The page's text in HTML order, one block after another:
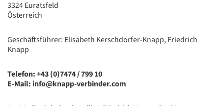
3324 Euratsfeld
Österreich
Geschäftsführer: Elisabeth Kerschdorfer-Knapp, Friedrich
Knapp
Telefon: +43 (0)7474 / 799 10
E-Mail: info@knapp-verbinder.com